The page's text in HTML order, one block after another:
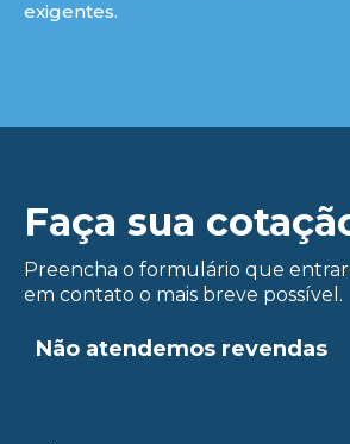
exigentes.
Faça sua
Preencha o formulário que
em contato o mais breve possível.
Não atendemos revendas